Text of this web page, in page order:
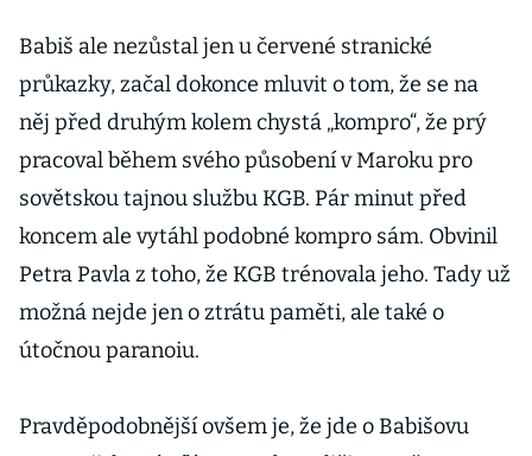
Babiš ale nezůstal jen u červené stranické
průkazky, začal dokonce mluvit o tom, že se na
něj před druhým kolem chystá „kompro“, že prý
pracoval během svého působení v Maroku pro
sovětskou tajnou službu KGB. Pár minut před
koncem ale vytáhl podobné kompro sám. Obvinil
Petra Pavla z toho, že KGB trénovala jeho. Tady už
možná nejde jen o ztrátu paměti, ale také o
útočnou paranoiu.
Pravděpodobnější ovšem je, že jde o Babišovu